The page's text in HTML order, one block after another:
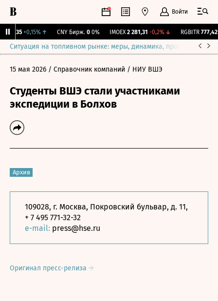
Войти
115,35 +0,15%↑ CNY Бирж. 0 0% IMOEX 2 281,31 -0,2%↓ RGBITR 777,42
Ситуация на топливном рынке: меры, динамика, прогнозы
15 мая 2026 / Справочник компаний / НИУ ВШЭ
Студенты ВШЭ стали участниками
экспедиции в Болхов
Архив
109028, г. Москва, Покровский бульвар, д. 11,
+ 7 495 771-32-32
e-mail: press@hse.ru
Оригинал пресс-релиза